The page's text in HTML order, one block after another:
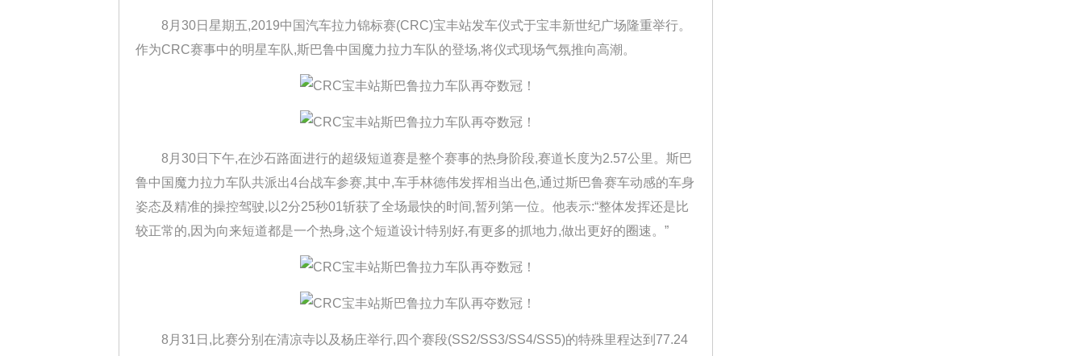
8月30日星期五,2019中国汽车拉力锦标赛(CRC)宝丰站发车仪式于宝丰新世纪广场隆重举行。
作为CRC赛事中的明星车队,斯巴鲁中国魔力拉力车队的登场,将仪式现场气氛推向高潮。
8月30日下午,在沙石路面进行的超级短道赛是整个赛事的热身阶段,赛道长度为2.57公里。斯巴
鲁中国魔力拉力车队共派出4台战车参赛,其中,车手林德伟发挥相当出色,通过斯巴鲁赛车动感的车身
姿态及精准的操控驾驶,以2分25秒01斩获了全场最快的时间,暂列第一位。他表示:“整体发挥还是比
较正常的,因为向来短道都是一个热身,这个短道设计特别好,有更多的抓地力,做出更好的圈速。”
8月31日,比赛分别在清凉寺以及杨庄举行,四个赛段(SS2/SS3/SS4/SS5)的特殊里程达到77.24